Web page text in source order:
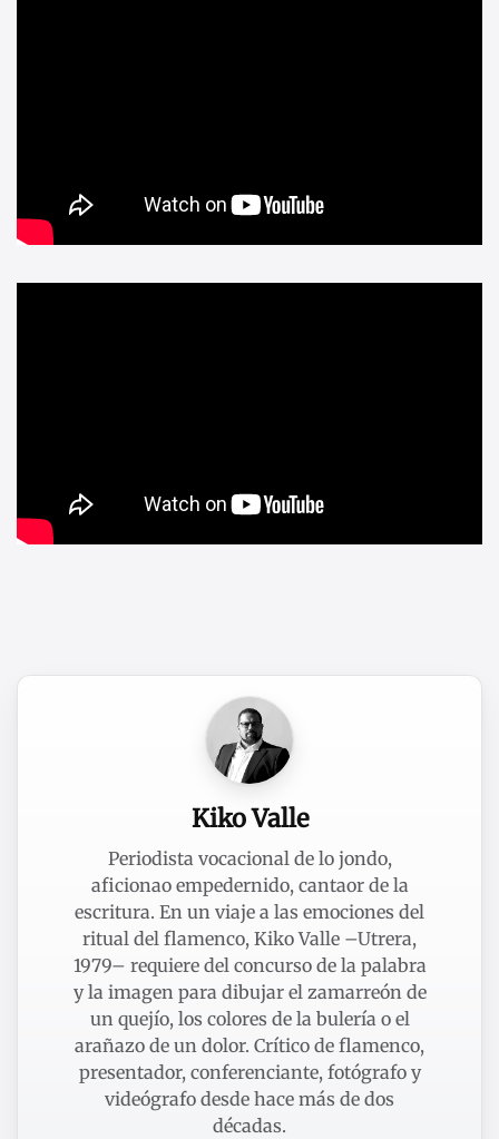
Kiko Valle
Periodista vocacional de lo jondo,
aficionao empedernido, cantaor de la
escritura. En un viaje a las emociones del
ritual del flamenco, Kiko Valle –Utrera,
1979– requiere del concurso de la palabra
y la imagen para dibujar el zamarreón de
un quejío, los colores de la bulería o el
arañazo de un dolor. Crítico de flamenco,
presentador, conferenciante, fotógrafo y
videógrafo desde hace más de dos
décadas.